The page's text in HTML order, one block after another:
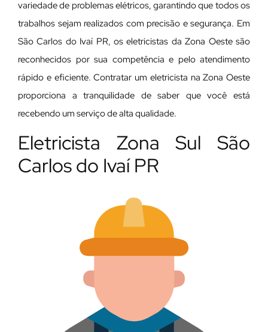
variedade de problemas elétricos, garantindo que todos os
trabalhos sejam realizados com precisão e segurança. Em
São Carlos do Ivaí PR, os eletricistas da Zona Oeste são
reconhecidos por sua competência e pelo atendimento
rápido e eficiente. Contratar um eletricista na Zona Oeste
proporciona a tranquilidade de saber que você está
recebendo um serviço de alta qualidade.
Eletricista Zona Sul São
Carlos do Ivaí PR